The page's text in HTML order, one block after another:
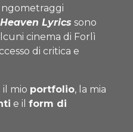
Heaven Lyrics sono
cinema di Forlì
di critica e
mio portfolio, la mia
e ilform di